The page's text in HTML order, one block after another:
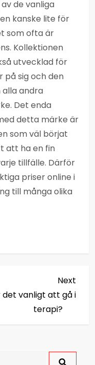
de vanliga
kanske lite för
som ofta är
Kollektionen
utvecklad för
sig och den
andra
Det enda
detta märke är
som väl börjat
att ha en fin
tillfälle. Därför
priser online i
till många olika
Post
Next
det vanligt att gå i
terapi?